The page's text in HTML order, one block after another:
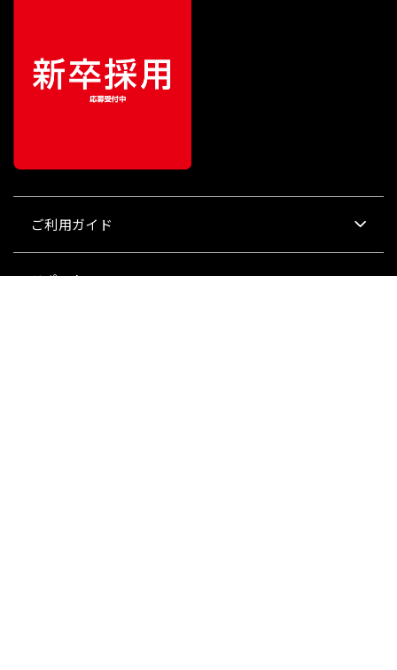
¥36,300
特別価格
¥34,320
ご利用ガイド
サポート